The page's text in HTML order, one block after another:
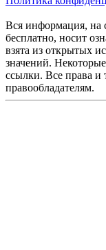
Вся информация, на
бесплатно, носит
взята из открытых
значений.
ссылки. Все права и
правообладателям.